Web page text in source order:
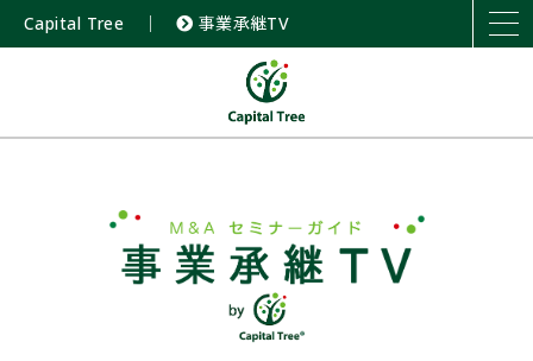
Capital Tree ｜ 事業承継TV